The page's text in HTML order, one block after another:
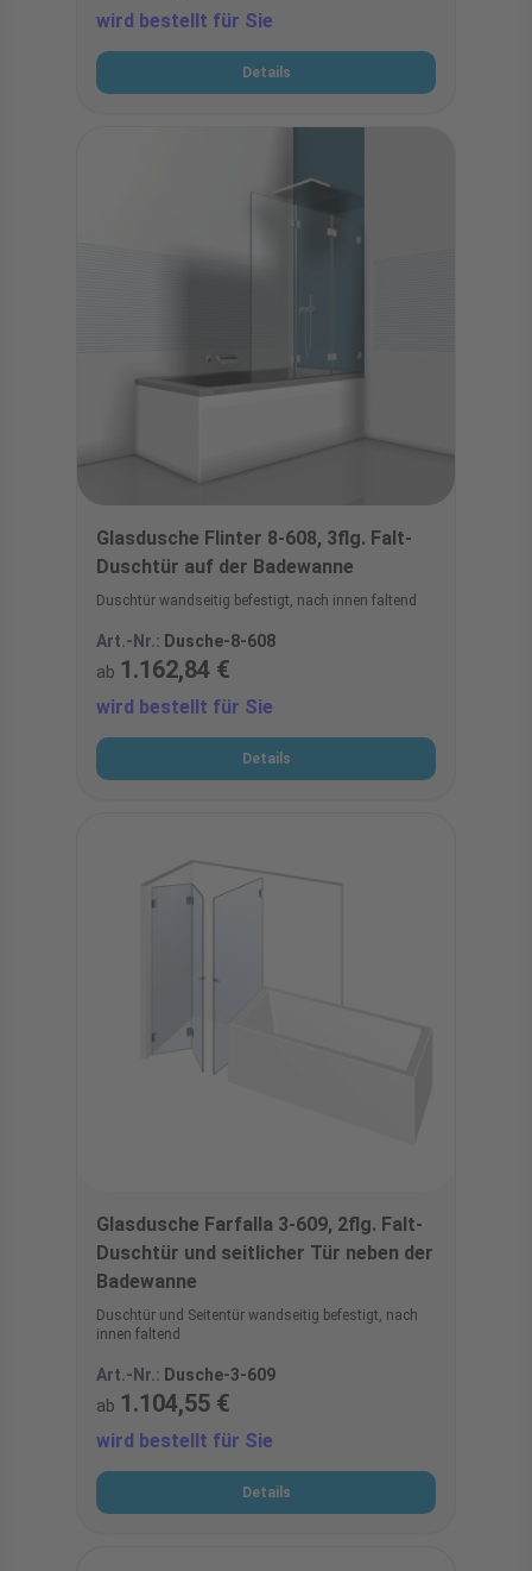
wird bestellt für Sie
Details
Glasdusche Flinter 8-608, 3flg. Falt-
Duschtür auf der Badewanne
Duschtür wandseitig befestigt, nach innen faltend
Art.-Nr.: Dusche-8-608
ab 1.162,84 €
wird bestellt für Sie
Details
Glasdusche Farfalla 3-609, 2flg. Falt-
Duschtür und seitlicher Tür neben der
Badewanne
Duschtür und Seitentür wandseitig befestigt, nach
innen faltend
Art.-Nr.: Dusche-3-609
ab 1.104,55 €
wird bestellt für Sie
Details